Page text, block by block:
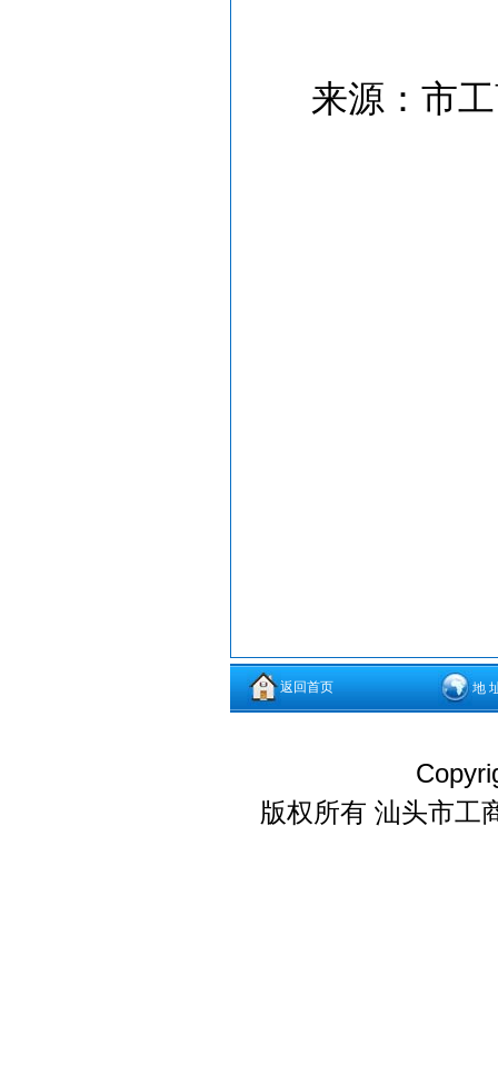
来源：市
返回首页 地
版权所有 汕头市工